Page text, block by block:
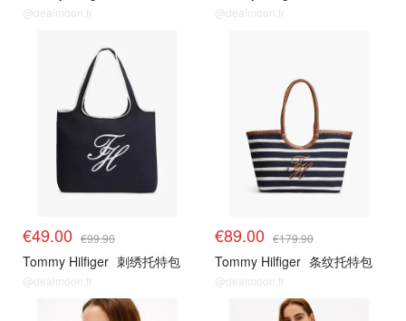
@dealmoon.fr @dealmoon.fr
€49.00 €99.90
Tommy Hilfiger 刺绣托特包
@dealmoon.fr
€89.00 €179.90
Tommy Hilfiger 条纹托特包
@dealmoon.fr